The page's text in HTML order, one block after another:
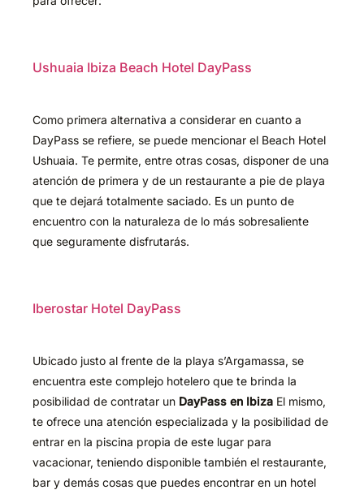
Ushuaia Ibiza Beach Hotel DayPass
Como primera alternativa a considerar en cuanto a
DayPass se refiere, se puede mencionar el Beach Hotel
Ushuaia. Te permite, entre otras cosas, disponer de una
atención de primera y de un restaurante a pie de playa
que te dejará totalmente saciado. Es un punto de
encuentro con la naturaleza de lo más sobresaliente
que seguramente disfrutarás.
Iberostar Hotel DayPass
Ubicado justo al frente de la playa s’Argamassa, se
encuentra este complejo hotelero que te brinda la
posibilidad de contratar un DayPass en IbizaEl mismo,
te ofrece una atención especializada y la posibilidad de
entrar en la piscina propia de este lugar para
vacacionar, teniendo disponible también el restaurante,
bar y demás cosas que puedes encontrar en un hotel